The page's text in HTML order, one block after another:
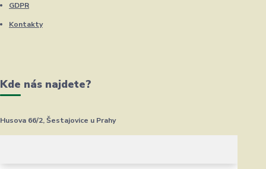
GDPR
Kontakty
Kde nás najdete?
Husova 66/2, Šestajovice u Prahy